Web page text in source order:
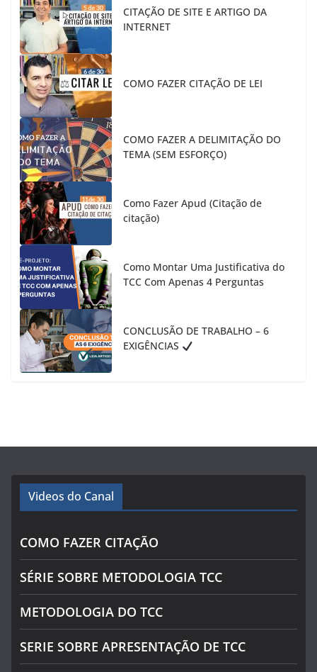
CITAÇÃO DE SITE E ARTIGO DA
INTERNET
COMO FAZER CITAÇÃO DE LEI
COMO FAZER A DELIMITAÇÃO DO
TEMA (SEM ESFORÇO)
Como Fazer Apud (Citação de
citação)
Como Montar Uma Justificativa do
TCC Com Apenas 4 Perguntas
CONCLUSÃO DE TRABALHO – 6
EXIGÊNCIAS
Videos do Canal
COMO FAZER CITAÇÃO
SÉRIE SOBRE METODOLOGIA TCC
METODOLOGIA DO TCC
SERIE SOBRE APRESENTAÇÃO DE TCC